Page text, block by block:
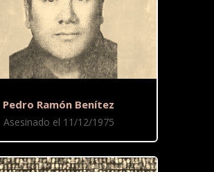
Pedro Ramón Benítez
Asesinado el 11/12/1975